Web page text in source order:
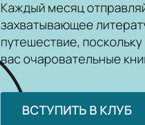
Каждый месяц
захватывающее
путешествие,
вас очаровательные
ВСТУПИТЬ В КЛУБ